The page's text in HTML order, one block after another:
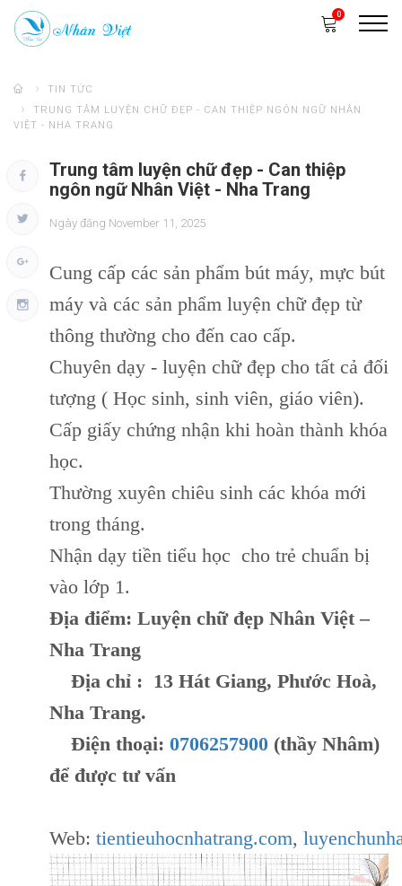
0
Giới thiệu
Khóa học
Thư viện
Liên hệ
TIN TỨC
TRUNG TÂM LUYỆN CHỮ ĐẸP - CAN THIỆP NGÔN NGỮ NHÂN
VIỆT - NHA TRANG
Trung tâm luyện chữ đẹp - Can thiệp
ngôn ngữ Nhân Việt - Nha Trang
Ngày đăng November 11, 2025
Cung cấp các sản phẩm bút máy, mực bút
máy và các sản phẩm luyện chữ đẹp từ
thông thường cho đến cao cấp.
Chuyên dạy - luyện chữ đẹp cho tất cả đối
tượng ( Học sinh, sinh viên, giáo viên).
Cấp giấy chứng nhận khi hoàn thành khóa
học.
Thường xuyên chiêu sinh các khóa mới
trong tháng.
Nhận dạy tiền tiểu học cho trẻ chuẩn bị
vào lớp 1.
Địa điểm: Luyện chữ đẹp Nhân Việt –
Nha Trang
Địa chỉ : 13 Hát Giang, Phước Hoà,
Nha Trang.
Điện thoại: 0706257900 (thầy Nhâm)
để được tư vấn
Web: tientieuhocnhatrang.com,